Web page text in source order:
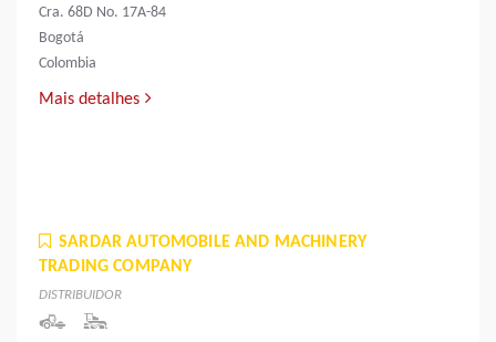
Cra. 68D No. 17A-84
Bogotá
Colombia
Mais detalhes
SARDAR AUTOMOBILE AND MACHINERY
TRADING COMPANY
DISTRIBUIDOR